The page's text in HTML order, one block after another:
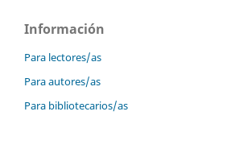
Información
Para lectores/as
Para autores/as
Para bibliotecarios/as